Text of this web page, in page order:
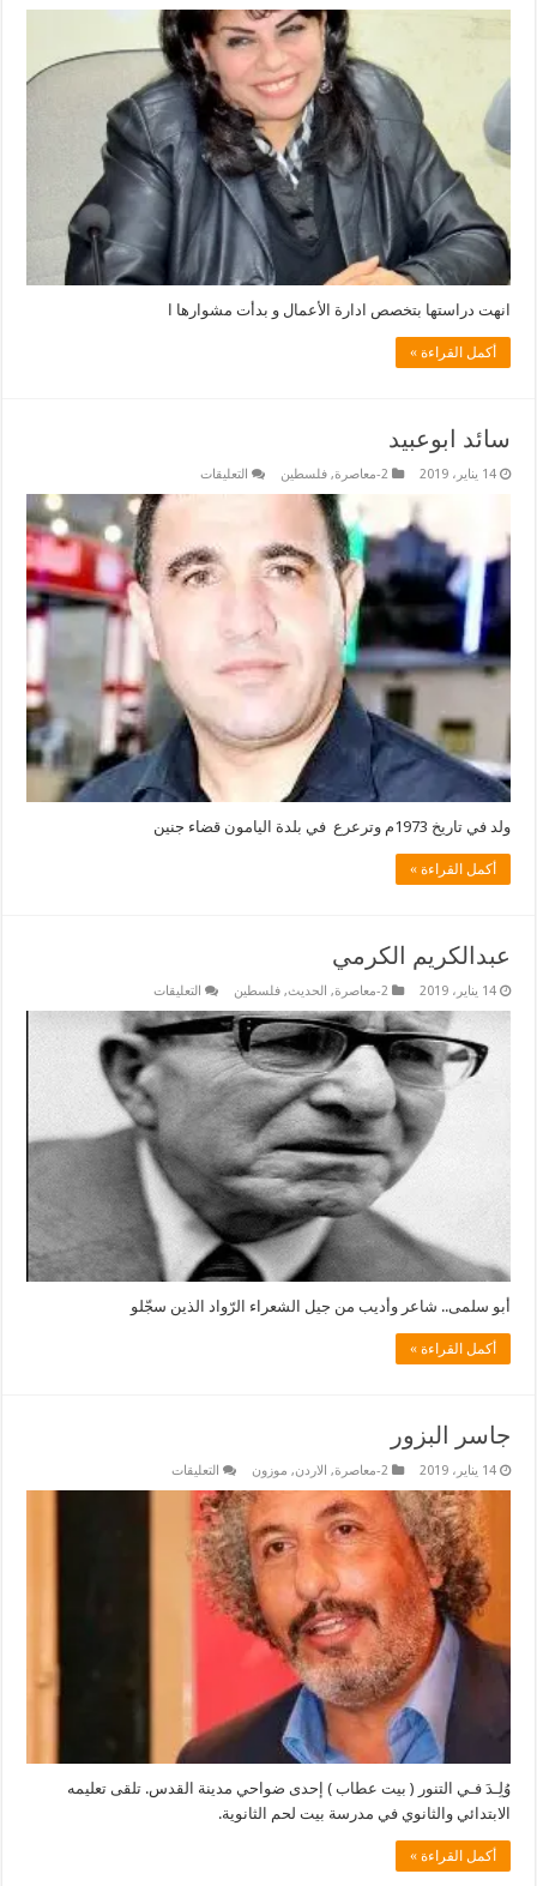
القرشي
:
كاتبة
ومصورة
فوتوغرافيه
مغلقة
انهت دراستها بتخصص ادارة الأعمال و بدأت مشوارها ا
أكمل القراءة »
سائد ابوعبيد
14 يناير، 2019 2-معاصرة ,فلسطين التعليقات
ابوعبيد
ولد في تاريخ 1973م وترعرع في بلدة اليامون قضاء جنين
أكمل القراءة »
عبدالكريم الكرمي
14 يناير، 2019 2-معاصرة , الحديث,فلسطين التعليقات
الكرمي
مغلقة
أبو سلمى.. شاعر وأديب من جيل الشعراء الرّواد الذين سجّلو
أكمل القراءة »
جاسر البزور
14 يناير، 2019 2-معاصرة , الاردن, موزون التعليقات
وُلِـدَ فـي التنور ( بيت عطاب ) إحدى ضواحي مدينة القدس. تلقى تعليمه
الابتدائي والثانوي في مدرسة بيت لحم الثانوية.
أكمل القراءة »